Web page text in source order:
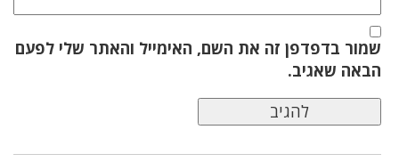
שמור בדפדפן זה את השם, האימייל והאתר שלי לפעם
הבאה שאגיב.